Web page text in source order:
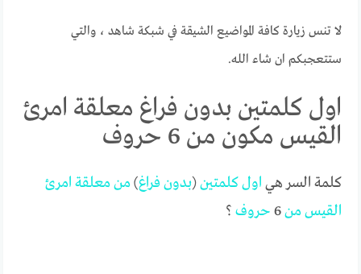
لا تنس زيارة كافة المواضيع الشيقة في شبكة شاهد ، والتي
ستتعجبكم ان شاء الله.
اول كلمتين بدون فراغ معلقة امرئ
القيس مكون من 6 حروف
كلمة السر هي اولكلمتين(بدون فراغ)منمعلقة امرئ
القيسمن6 حروف ؟